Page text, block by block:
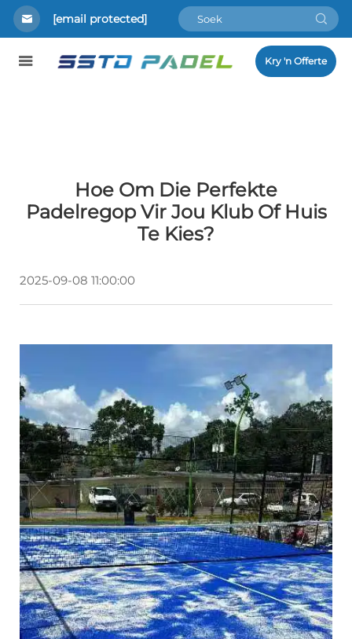
[email protected]
Kry 'n Offerte
Hoe Om Die Perfekte
Padelregop Vir Jou Klub Of Huis
Te Kies?
2025-09-08 11:00:00